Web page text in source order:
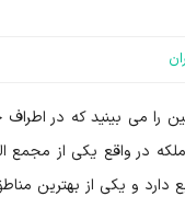
در واقع یکی از مجمع